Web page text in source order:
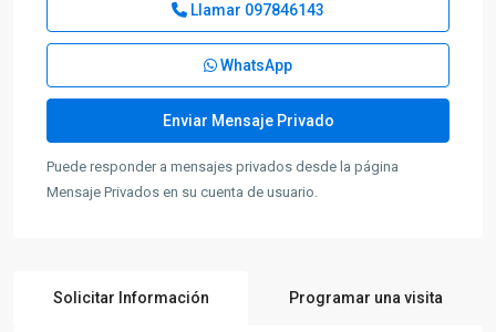
Llamar 097846143
WhatsApp
Puede responder a mensajes privados desde la página
Mensaje Privados en su cuenta de usuario.
Solicitar Información Programar una visita